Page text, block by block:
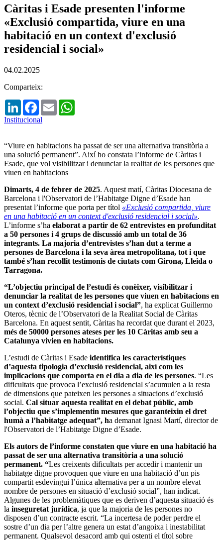
Càritas i Esade presenten l'informe
«Exclusió compartida, viure en una
habitació en un context d'exclusió
residencial i social»
04.02.2025
Comparteix:
LinkedInFacebook
Email
Institucional
“Viure en habitacions ha passat de ser una alternativa transitòria a
una solució permanent”. Així ho constata l’informe de Càritas i
Esade, que vol visibilitzar i denunciar la realitat de les persones que
viuen en habitacions
Dimarts, 4 de febrer de 2025. Aquest matí, Càritas Diocesana de
Barcelona i l'Observatori de l’Habitatge Digne d’Esade han
presentat l’informe que porta per títol «Exclusió compartida, viure
en una habitació en un context d'exclusió residencial i social».
L’informe s’ha elaborat a partir de 62 entrevistes en profunditat
a 50 persones i 4 grups de discussió amb un total de 36
integrants. La majoria d’entrevistes s’han dut a terme a
persones de Barcelona i la seva àrea metropolitana, tot i que
també s’han recollit testimonis de ciutats com Girona, Lleida o
Tarragona.
“L’objectiu principal de l’estudi és conèixer, visibilitzar i
denunciar la realitat de les persones que viuen en habitacions en
un context d’exclusió residencial i social”, ha explicat Guillermo
Oteros, tècnic de l’Observatori de la Realitat Social de Càritas
Barcelona. En aquest sentit, Càritas ha recordat que durant el 2023,
més de 50000 persones ateses per les 10 Càritas amb seu a
Catalunya vivien en habitacions.
L’estudi de Càritas i Esade identifica les característiques
d’aquesta tipologia d’exclusió residencial, així com les
implicacions que comporta en el dia a dia de les persones. “Les
dificultats que provoca l’exclusió residencial s’acumulen a la resta
de dimensions que pateixen les persones a situacions d’exclusió
social. Cal situar aquesta realitat en el debat públic, amb
l’objectiu que s’implementin mesures que garanteixin el dret
humà a l’habitatge adequat”, ha demanat Ignasi Martí, director de
l'Observatori de l’Habitatge Digne d’Esade.
Els autors de l’informe constaten que viure en una habitació ha
passat de ser una alternativa transitòria a una solució
permanent. “Les creixents dificultats per accedir i mantenir un
habitatge digne provoquen que viure en una habitació d’un pis
compartit esdevingui l’única alternativa per a un nombre elevat
nombre de persones en situació d’exclusió social”, han indicat.
Algunes de les problemàtiques que es deriven d’aquesta situació és
la inseguretat jurídica, ja que la majoria de les persones no
disposen d’un contracte escrit. “La incertesa de poder perdre el
sostre d’un dia per l’altre genera un estat d’angoixa i inestabilitat
permanent. Qualsevol desacord amb qui ostenti el títol sobre